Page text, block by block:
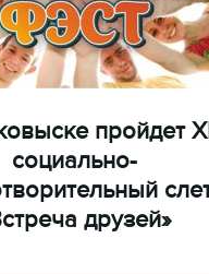
пройдет
социально-
друзей»